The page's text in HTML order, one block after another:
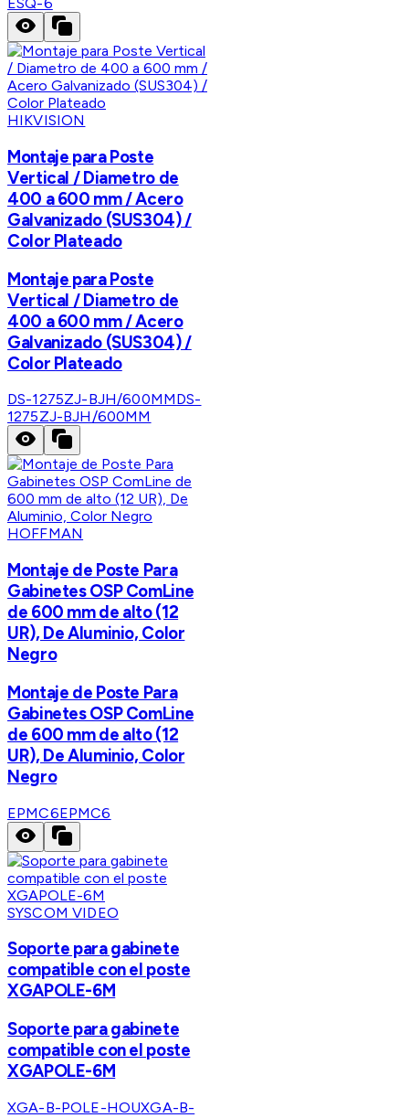
ESQ-6
HIKVISION
Montaje para Poste
Vertical / Diametro de
400 a 600 mm / Acero
Galvanizado (SUS304) /
Color Plateado
Montaje para Poste
Vertical / Diametro de
400 a 600 mm / Acero
Galvanizado (SUS304) /
Color Plateado
DS-1275ZJ-BJH/600MMDS-
1275ZJ-BJH/600MM
HOFFMAN
Montaje de Poste Para
Gabinetes OSP ComLine
de 600 mm de alto (12
UR), De Aluminio, Color
Negro
Montaje de Poste Para
Gabinetes OSP ComLine
de 600 mm de alto (12
UR), De Aluminio, Color
Negro
EPMC6EPMC6
SYSCOM VIDEO
Soporte para gabinete
compatible con el poste
XGAPOLE-6M
Soporte para gabinete
compatible con el poste
XGAPOLE-6M
XGA-B-POLE-HOUXGA-B-